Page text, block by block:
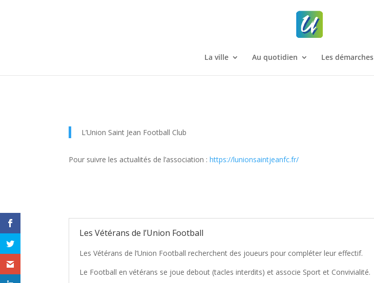
La ville Au quotidien Les démarches
L’Union Saint Jean Football Club
Pour suivre les actualités de l’association :https://lunionsaintjeanfc.fr/
Les Vétérans de l’Union Football
Les Vétérans de l’Union Football recherchent des joueurs pour compléter leur effectif.
Le Football en vétérans se joue debout (tacles interdits) et associe Sport et Convivialité.